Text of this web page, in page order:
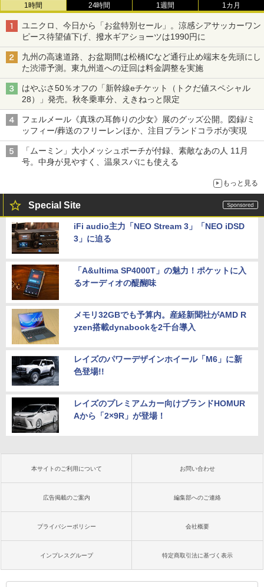
1時間 24時間 1週間 1カ月
ユニクロ、今日から「お盆特別セール」。涼感シアサッカーワン
ピース待望値下げ、撥水ギアショーツは1990円に
九州の高速道路、お盆期間は松橋ICなど通行止め端末を先頭にし
た渋滞予測。東九州道への迂回は料金調整を実施
はやぶさ50％オフの「新幹線eチケット（トクだ値スペシャル
28）」発売。秋冬乗車分、えきねっと限定
フェルメール《真珠の耳飾りの少女》展のグッズ公開。図録/ミ
ッフィー/葬送のフリーレンほか、注目ブランドコラボが実現
「ムーミン」大小メッシュポーチが付録、素敵なあの人 11月
号。中身が見やすく、温泉スパにも使える
もっと見る
Special Site
iFi audio主力「NEO Stream 3」「NEO iDSD
3」に迫る
「A&ultima SP4000T」の魅力！ポケットに入
るオーディオの醍醐味
メモリ32GBでも予算内。産経新聞社がAMD R
yzen搭載dynabookを2千台導入
レイズのパワーデザインホイール「M6」に新
色登場!!
レイズのプレミアムカー向けブランドHOMUR
Aから「2×9R」が登場！
本サイトのご利用について お問い合わせ
広告掲載のご案内 編集部へのご連絡
プライバシーポリシー 会社概要
インプレスグループ 特定商取引法に基づく表示